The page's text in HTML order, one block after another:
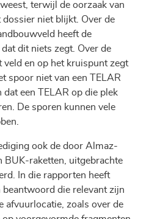
terwijl de oorzaak van
niet blijkt. Over de
heeft de
dit niets zegt. Over de
veld en op het kruispunt zegt
spoor niet van een TELAR
een TELAR op die plek
De sporen kunnen vele
ook de door Almaz-
BUK-raketten, uitgebrachte
In die rapporten heeft
die relevant zijn
afvuurlocatie, zoals over de